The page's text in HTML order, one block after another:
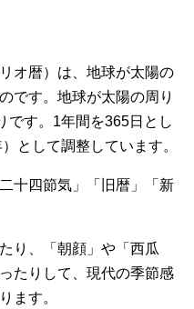
オ暦）は、地球が太陽の
です。地球が太陽の周り
です。1年間を365日とし
として調整しています。
十四節気」「旧暦」「新
り、「朝顔」や「西瓜
たりして、現代の季節感
ます。